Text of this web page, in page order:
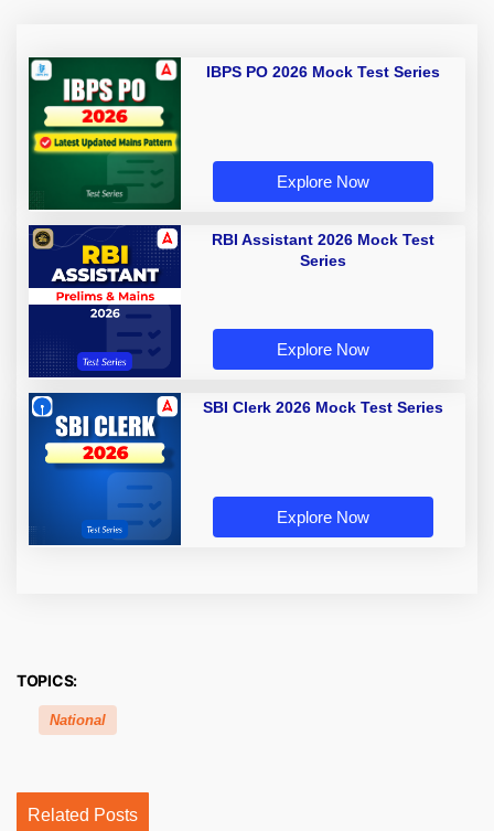
IBPS PO 2026 Mock Test Series
Explore Now
RBI Assistant 2026 Mock Test
Series
Explore Now
SBI Clerk 2026 Mock Test Series
Explore Now
TOPICS:
National
Related Posts